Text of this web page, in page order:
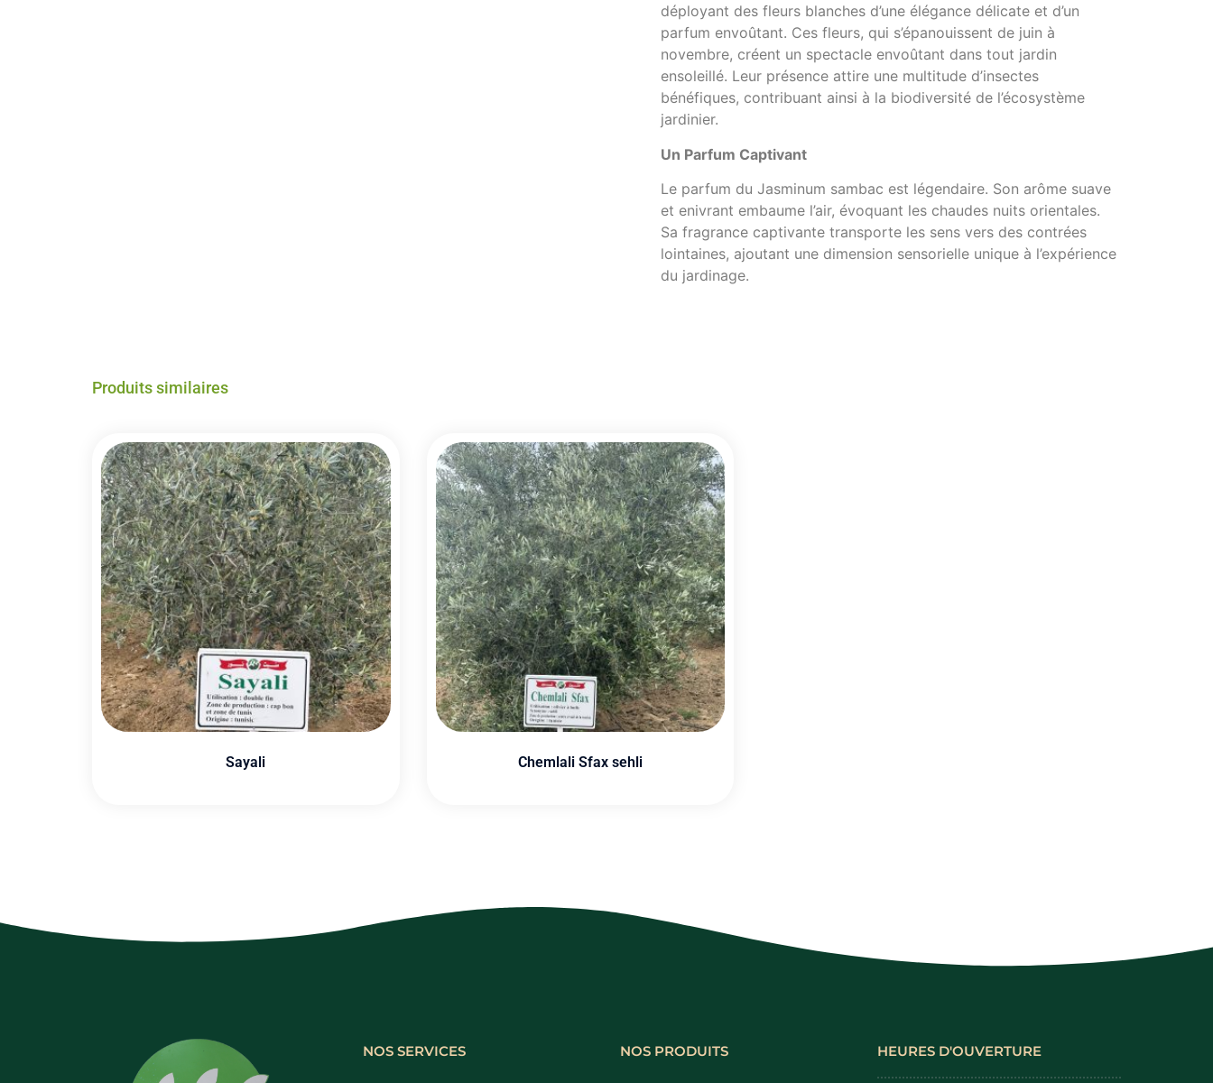
déployant des fleurs blanches d’une élégance délicate et d’un
parfum envoûtant. Ces fleurs, qui s’épanouissent de juin à
novembre, créent un spectacle envoûtant dans tout jardin
ensoleillé. Leur présence attire une multitude d’insectes
bénéfiques, contribuant ainsi à la biodiversité de l’écosystème
jardinier.
Un Parfum Captivant
Le parfum du Jasminum sambac est légendaire. Son arôme suave
et enivrant embaume l’air, évoquant les chaudes nuits orientales.
Sa fragrance captivante transporte les sens vers des contrées
lointaines, ajoutant une dimension sensorielle unique à l’expérience
du jardinage.
Produits similaires
Sayali Chemlali Sfax sehli
NOS SERVICES NOS PRODUITS HEURES D'OUVERTURE